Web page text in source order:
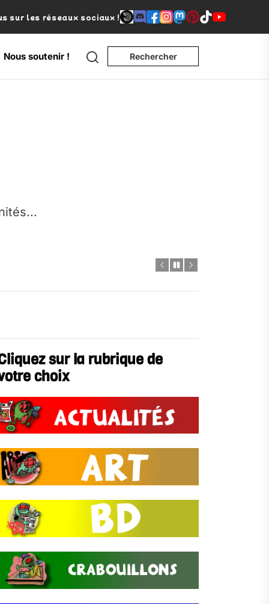
sur les réseaux sociaux !
Nous soutenir ! Search Rechercher
sur la rubrique de
choix